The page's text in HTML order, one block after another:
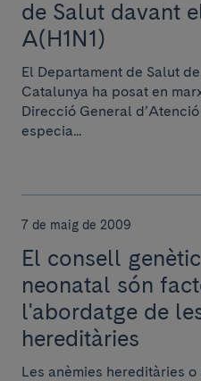
de Salut davant
A(H1N1)
El Departament de Salut
Catalunya ha posat en
Direcció General
especia...
7 de maig de 2009
El consell
neonatal són
l'abordatge de
hereditàries
Les anèmies hereditàries